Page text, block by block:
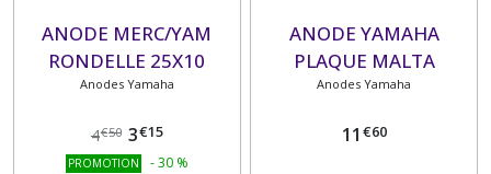
ANODE MERC/YAM
RONDELLE 25X10
Anodes Yamaha
4€50 3€15
PROMOTION -30 %
ANODE YAMAHA
PLAQUE MALTA
Anodes Yamaha
11 €60